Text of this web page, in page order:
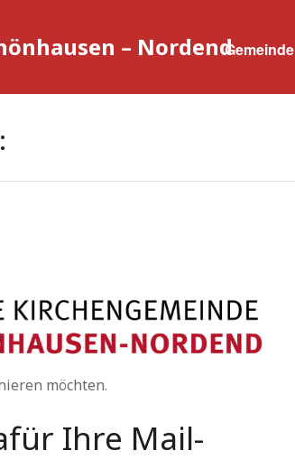
– NordendGemeinde
möchten.
Ihre Mail-